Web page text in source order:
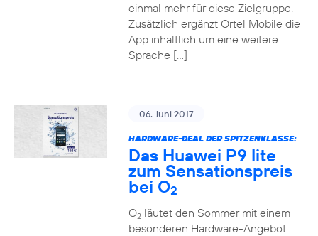
einmal mehr für diese Zielgruppe.
Zusätzlich ergänzt Ortel Mobile die
App inhaltlich um eine weitere
Sprache […]
06. Juni 2017
HARDWARE-DEAL DER SPITZENKLASSE:
Das Huawei P9 lite
zum Sensationspreis
bei O2
O2läutet den Sommer mit einem
besonderen Hardware-Angebot